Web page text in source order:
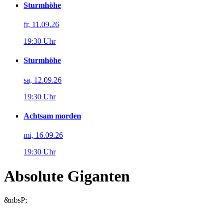
Sturmhöhe
fr, 11.09.26
19:30 Uhr
Sturmhöhe
sa, 12.09.26
19:30 Uhr
Achtsam morden
mi, 16.09.26
19:30 Uhr
Absolute Giganten
&nbsP;